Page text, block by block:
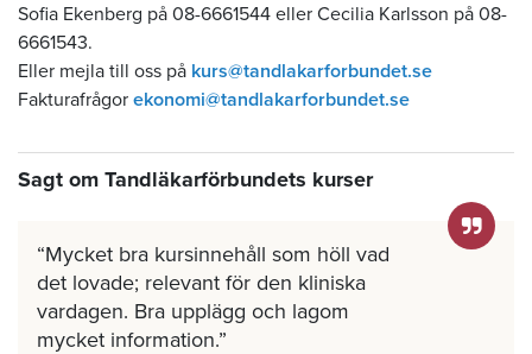
Sofia Ekenberg på 08-6661544 eller Cecilia Karlsson på 08-
6661543.
Eller mejla till oss på kurs@tandlakarforbundet.se
Fakturafrågor ekonomi@tandlakarforbundet.se
Sagt om Tandläkarförbundets kurser
Mycket bra kursinnehåll som höll vad
det lovade; relevant för den kliniska
vardagen. Bra upplägg och lagom
mycket information.